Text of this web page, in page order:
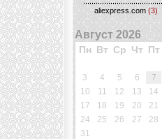
aliexpress.com (3)
Август 2026
Пн Вт Ср Чт Пт
3
4 5 6 7
10
11 12 13 14
17
18 19 20 21
24
25 26 27 28
31